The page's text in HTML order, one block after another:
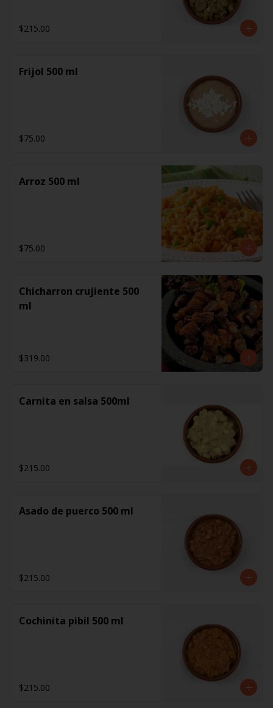
$215.00
Frijol 500 ml
$75.00
Arroz 500 ml
$75.00
Chicharron crujiente 500
ml
$319.00
Carnita en salsa 500ml
$215.00
Asado de puerco 500 ml
$215.00
Cochinita pibil 500 ml
$215.00